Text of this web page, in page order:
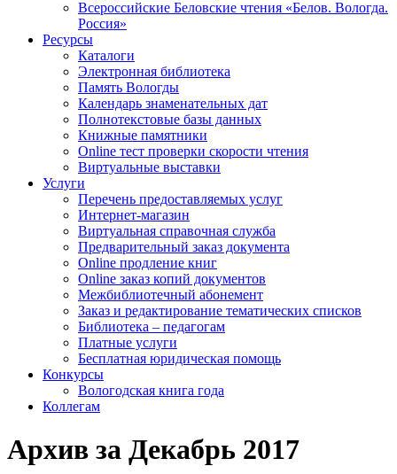
Всероссийские Беловские чтения «Белов. Вологда.
Россия»
Ресурсы
Каталоги
Электронная библиотека
Память Вологды
Календарь знаменательных дат
Полнотекстовые базы данных
Книжные памятники
Online тест проверки скорости чтения
Виртуальные выставки
Услуги
Перечень предоставляемых услуг
Интернет-магазин
Виртуальная справочная служба
Предварительный заказ документа
Online продление книг
Online заказ копий документов
Межбиблиотечный абонемент
Заказ и редактирование тематических списков
Библиотека – педагогам
Платные услуги
Бесплатная юридическая помощь
Конкурсы
Вологодская книга года
Коллегам
Архив за Декабрь 2017